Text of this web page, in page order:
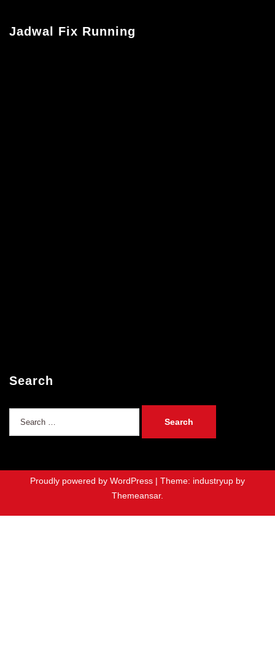
Jadwal Fix Running
Search
Proudly powered by WordPress | Theme: industryup by
Themeansar.